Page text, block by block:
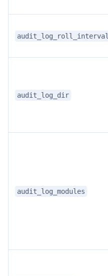
audit_log_roll_interval
audit_log_dir
audit_log_modules